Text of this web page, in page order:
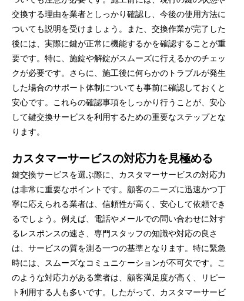
交換する理由を業者としっかり確認し、今後の使用方法に
ついても説明を受けましょう。また、交換作業が完了した
後には、実際に鍵が正常に機能するかを確認することが重
要です。特に、施錠や解錠がスムーズに行えるかのチェッ
クが必要です。さらに、施工後に何らかのトラブルが発生
した場合のサポート体制についても事前に確認しておくと
安心です。これらの確認事項をしっかり行うことが、安心
して鍵交換サービスを利用するための重要なステップとな
ります。
カスタマーサービスの対応力を見極める
鍵交換サービスを選ぶ際に、カスタマーサービスの対応力
は非常に重要なポイントです。顧客のニーズに迅速かつ丁
寧に応えられる業者は、信頼性が高く、安心して依頼でき
るでしょう。例えば、電話やメールでの問い合わせに対す
るレスポンスの速さ、専門スタッフの知識や対応の良さ
は、サービスの質を測る一つの基準となります。特に緊急
時には、スムーズなコミュニケーションが不可欠です。こ
のような対応力がある業者は、顧客満足度が高く、リピー
ト利用する人も多いです。したがって、カスタマーサービ